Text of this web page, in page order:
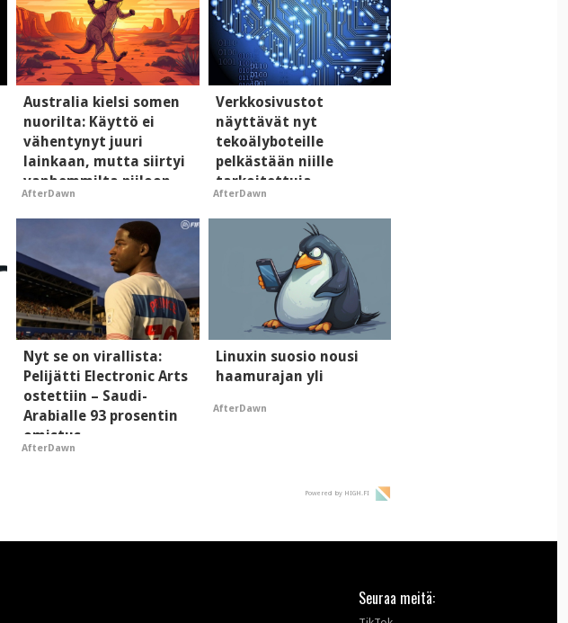
Australia kielsi somen
nuorilta: Käyttö ei
vähentynyt juuri
lainkaan, mutta siirtyi
vanhemmilta piiloon
AfterDawn
Verkkosivustot
näyttävät nyt
tekoälyboteille
pelkästään niille
tarkoitettuja
mainoksia - vaikuttaa
tekoälyn mielikuvaan
AfterDawn
Nyt se on virallista:
Pelijätti Electronic Arts
ostettiin – Saudi-
Arabialle 93 prosentin
omistus
AfterDawn
Linuxin suosio nousi
haamurajan yli
AfterDawn
Powered by HIGH.FI
Seuraa meitä: